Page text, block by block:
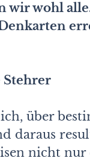
wir wohl
Stehrer
über
daraus
nicht nur